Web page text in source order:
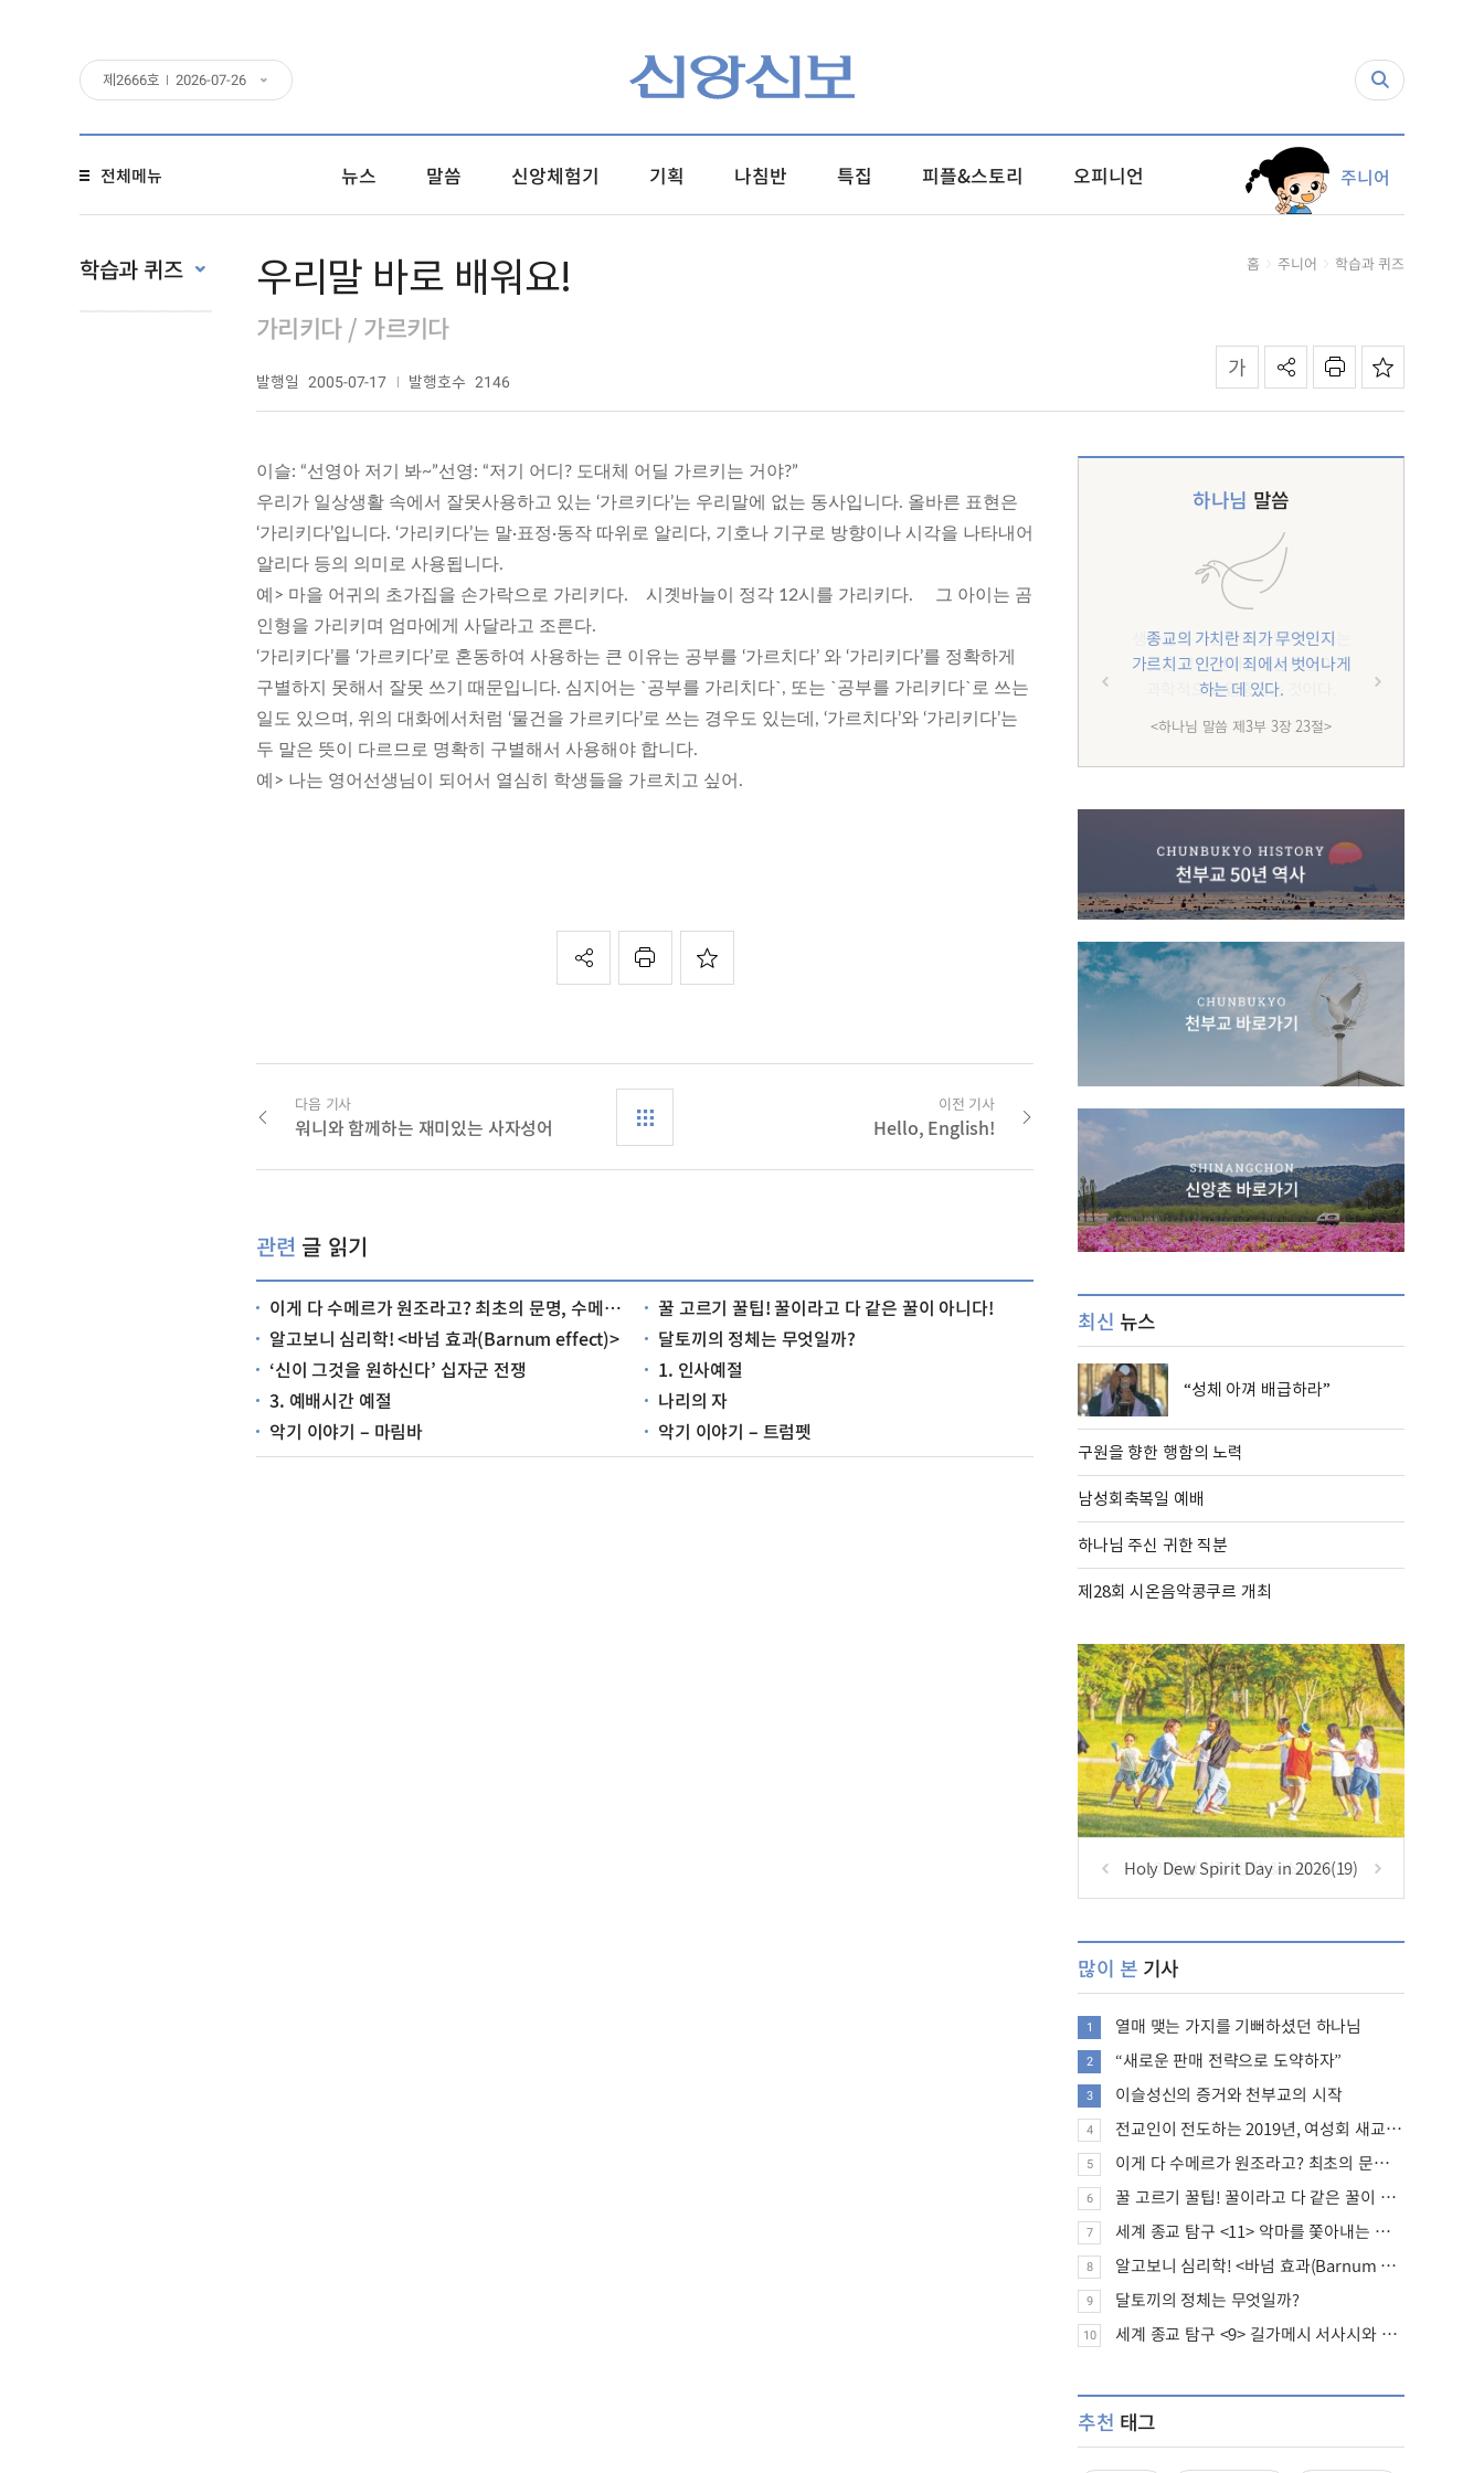
제 2666호 2026-07-26
전체메뉴 뉴스 말씀 신앙체험기 기획 나침반 특집 피플&스토리 오피니언 주니어
학습과 퀴즈 우리말 바로 배워요!
가리키다 / 가르키다
발행일 2005-07-17 발행호수 2146
홈 주니어 학습과 퀴즈
이슬: “선영아 저기 봐~”선영: “저기 어디? 도대체 어딜 가르키는 거야?”
우리가 일상생활 속에서 잘못사용하고 있는 ‘가르키다’는 우리말에 없는 동사입니다. 올바른 표현은
‘가리키다’입니다. ‘가리키다’는 말·표정·동작 따위로 알리다, 기호나 기구로 방향이나 시각을 나타내어
알리다 등의 의미로 사용됩니다.
예> 마을 어귀의 초가집을 손가락으로 가리키다. 시곗바늘이 정각 12시를 가리키다. 그 아이는 곰
인형을 가리키며 엄마에게 사달라고 조른다.
‘가리키다’를 ‘가르키다’로 혼동하여 사용하는 큰 이유는 공부를 ‘가르치다’ 와 ‘가리키다’를 정확하게
구별하지 못해서 잘못 쓰기 때문입니다. 심지어는 `공부를 가리치다`, 또는 `공부를 가리키다`로 쓰는
일도 있으며, 위의 대화에서처럼 ‘물건을 가르키다’로 쓰는 경우도 있는데, ‘가르치다’와 ‘가리키다’는
두 말은 뜻이 다르므로 명확히 구별해서 사용해야 합니다.
예> 나는 영어선생님이 되어서 열심히 학생들을 가르치고 싶어.
다음 기사
워니와 함께하는 재미있는 사자성어
이전 기사
Hello, English!
관련 글 읽기
이게 다 수메르가 원조라고? 최초의 문명, 수메르는 어떤 문명이었을까?
꿀 고르기 꿀팁! 꿀이라고 다 같은 꿀이 아니다!
알고보니 심리학! <바넘 효과(Barnum effect)>
달토끼의 정체는 무엇일까?
‘신이 그것을 원하신다’ 십자군 전쟁
1. 인사예절
3. 예배시간 예절
나리의 자
악기 이야기 – 마림바
악기 이야기 – 트럼펫
하나님 말씀
종교의 가치란 죄가 무엇인지
가르치고 인간이 죄에서 벗어나게
하는 데 있다.
<하나님 말씀 제3부 3장 23절>
최신 뉴스
“성체 아껴 배급하라”
구원을 향한 행함의 노력
남성회축복일 예배
하나님 주신 귀한 직분
제28회 시온음악콩쿠르 개최
Holy Dew Spirit Day in 2026(19)
많이 본 기사
1 열매 맺는 가지를 기뻐하셨던 하나님
2 “새로운 판매 전략으로 도약하자”
3 이슬성신의 증거와 천부교의 시작
4 전교인이 전도하는 2019년, 여성회 새교인 증가 추세
5 이게 다 수메르가 원조라고? 최초의 문명, 수메르는 어떤 문명이었을까?
6 꿀 고르기 꿀팁! 꿀이라고 다 같은 꿀이 아니다!
7 세계 종교 탐구 <11> 악마를 쫓아내는 의식의 뿌리에 대하여
8 알고보니 심리학! <바넘 효과(Barnum effect)>
9 달토끼의 정체는 무엇일까?
10 세계 종교 탐구 <9> 길가메시 서사시와 성경에 대하여
추천 태그